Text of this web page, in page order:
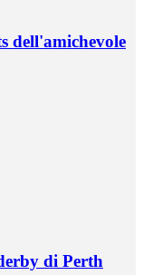
dell'amichevole
di Perth